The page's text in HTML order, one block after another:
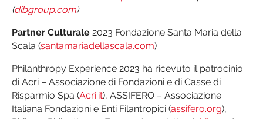
(dibgroup.com).
Partner Culturale 2023 Fondazione Santa Maria della
Scala (santamariadellascala.com)
Philanthropy Experience 2023 ha ricevuto il patrocinio
di Acri – Associazione di Fondazioni e di Casse di
Risparmio Spa (Acri.it), ASSIFERO – Associazione
Italiana Fondazioni e Enti Filantropici (assifero.org),